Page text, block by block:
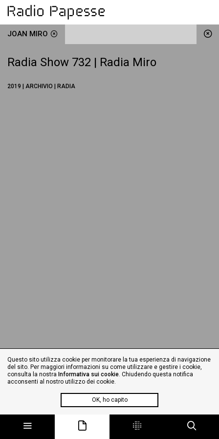
JOAN MIRO
Radia Show 732 | Radia Miro
2019 | ARCHIVIO | RADIA
Questo sito utilizza cookie per monitorare la tua esperienza di navigazione
del sito. Per maggiori informazioni su come utilizzare e gestire i cookie,
consulta la nostra Informativa sui cookie. Chiudendo questa notifica
acconsenti al nostro utilizzo dei cookie.
OK, ho capito